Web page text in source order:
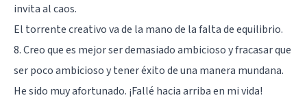
invita al caos.
El torrente creativo va de la mano de la falta de equilibrio.
8. Creo que es mejor ser demasiado ambicioso y fracasar que
ser poco ambicioso y tener éxito de una manera mundana.
He sido muy afortunado. ¡Fallé hacia arriba en mi vida!